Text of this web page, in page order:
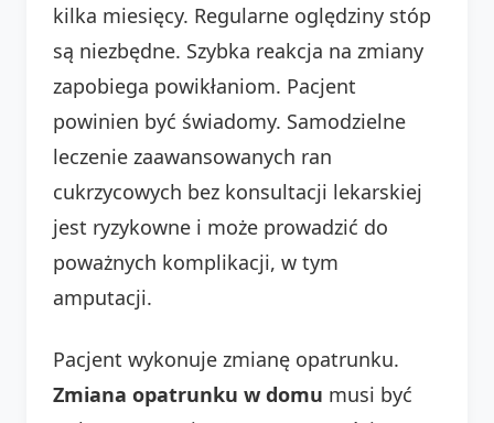
kilka miesięcy. Regularne oględziny stóp
są niezbędne. Szybka reakcja na zmiany
zapobiega powikłaniom. Pacjent
powinien być świadomy. Samodzielne
leczenie zaawansowanych ran
cukrzycowych bez konsultacji lekarskiej
jest ryzykowne i może prowadzić do
poważnych komplikacji, w tym
amputacji.
Pacjent wykonuje zmianę opatrunku.
Zmiana opatrunku w domu musi być